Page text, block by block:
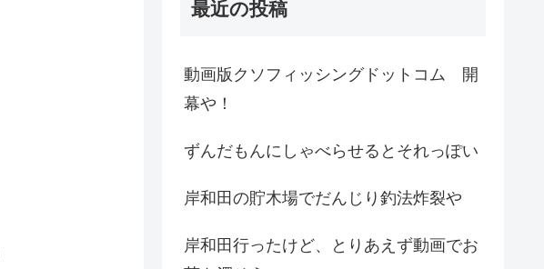
最近の投稿
動画版クソフィッシングドットコム 開
幕や！
ずんだもんにしゃべらせるとそれっぽい
岸和田の貯木場でだんじり釣法炸裂や
岸和田行ったけど、とりあえず動画でお